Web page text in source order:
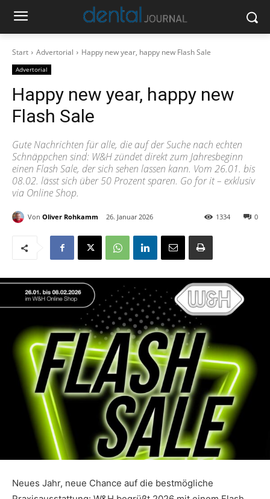
Start Advertorial Happy new year, happy new Flash Sale
Advertorial
Happy new year, happy new
Flash Sale
Gute Nachrichten für alle, die auf der Suche nach echten
Schnäppchen sind: W&H zündet direkt zum Jahresbeginn
einen Flash Sale, der sich sehen lassen kann. Vom 26.01. bis
08.02. lässt sich über 50 Prozent sparen. Go for it – exklusiv
via Online Shop.
Von Oliver Rohkamm 26. Januar 2026 0
1334
Neues Jahr, neue Chance auf die bestmögliche